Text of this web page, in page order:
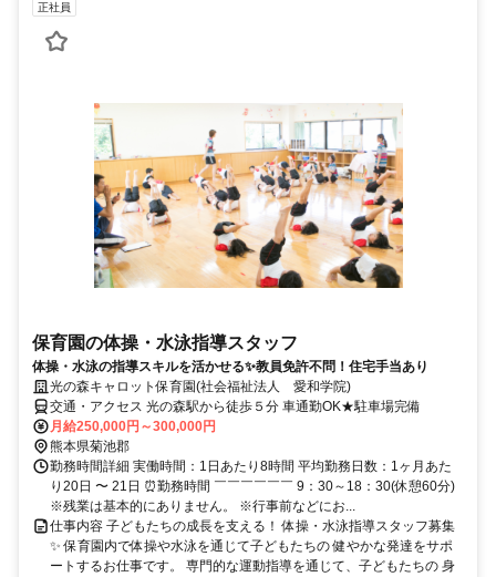
正社員
保育園の体操・水泳指導スタッフ
体操・水泳の指導スキルを活かせる✨教員免許不問！住宅手当あり
光の森キャロット保育園(社会福祉法人 愛和学院)
交通・アクセス 光の森駅から徒歩５分 車通勤OK★駐車場完備
月給250,000円～300,000円
熊本県菊池郡
勤務時間詳細 実働時間：1日あたり8時間 平均勤務日数：1ヶ月あた
り20日 〜 21日 ⏰勤務時間 ￣￣￣￣￣￣ 9：30～18：30(休憩60分)
※残業は基本的にありません。 ※行事前などにお...
仕事内容 子どもたちの成長を支える！ 体操・水泳指導スタッフ募集
✨ 保育園内で体操や水泳を通じて子どもたちの 健やかな発達をサポ
ートするお仕事です。 専門的な運動指導を通じて、子どもたちの 身